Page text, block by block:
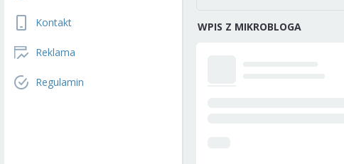
Kontakt
Reklama
Regulamin
WPIS Z MIKROBLOGA